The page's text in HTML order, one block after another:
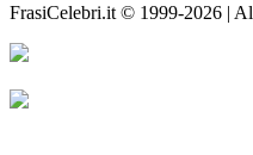
FrasiCelebri.it © 1999-2026 |